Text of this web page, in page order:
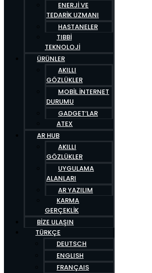
ENERJI VE
TEDARIK UZMANI
HASTANELER
TIBBI
TEKNOLOJI
ÜRÜNLER
AKILLI
GÖZLÜKLER
MOBIL İNTERNET
DURUMU
GADGET’LAR
ATEX
AR HUB
AKILLI
GÖZLÜKLER
UYGULAMA
ALANLARI
AR YAZILIM
KARMA
GERÇEKLIK
BIZE ULAŞIN
TÜRKÇE
DEUTSCH
ENGLISH
FRANÇAIS